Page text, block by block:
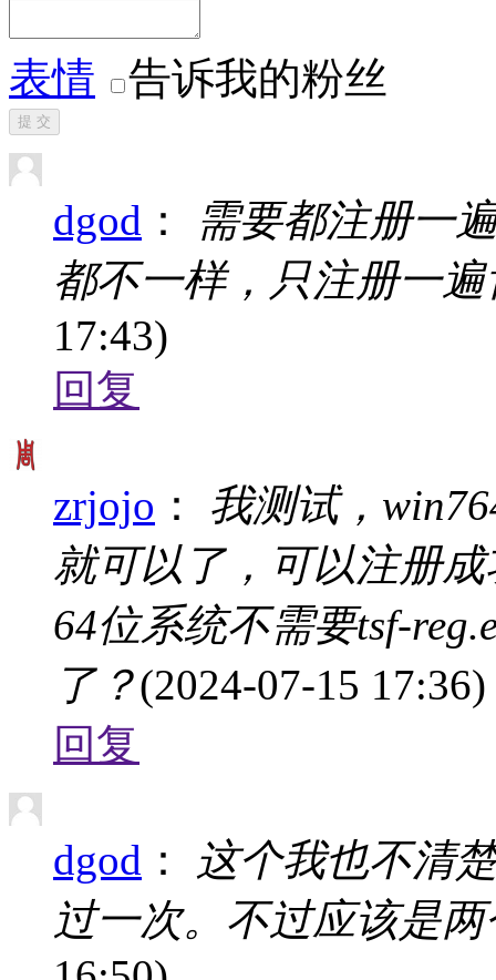
表情 告诉我的粉丝
提 交
dgod ：
需要都注册一
都不一样，只注册一
17:43)
回复
zrjojo ：
我测试，
就可以了，可以注册
64位系统不需要tsf-
了？(2024-07-15 17:36)
回复
dgod ：
这个我也不清
过一次。不过应该是